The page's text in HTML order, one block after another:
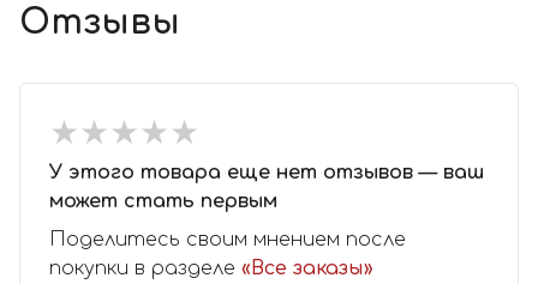
Отзывы
★★★★★
★★★★★
У этого товара еще нет отзывов — ваш
может стать первым
Поделитесь своим мнением после
покупки в разделе «Все заказы»